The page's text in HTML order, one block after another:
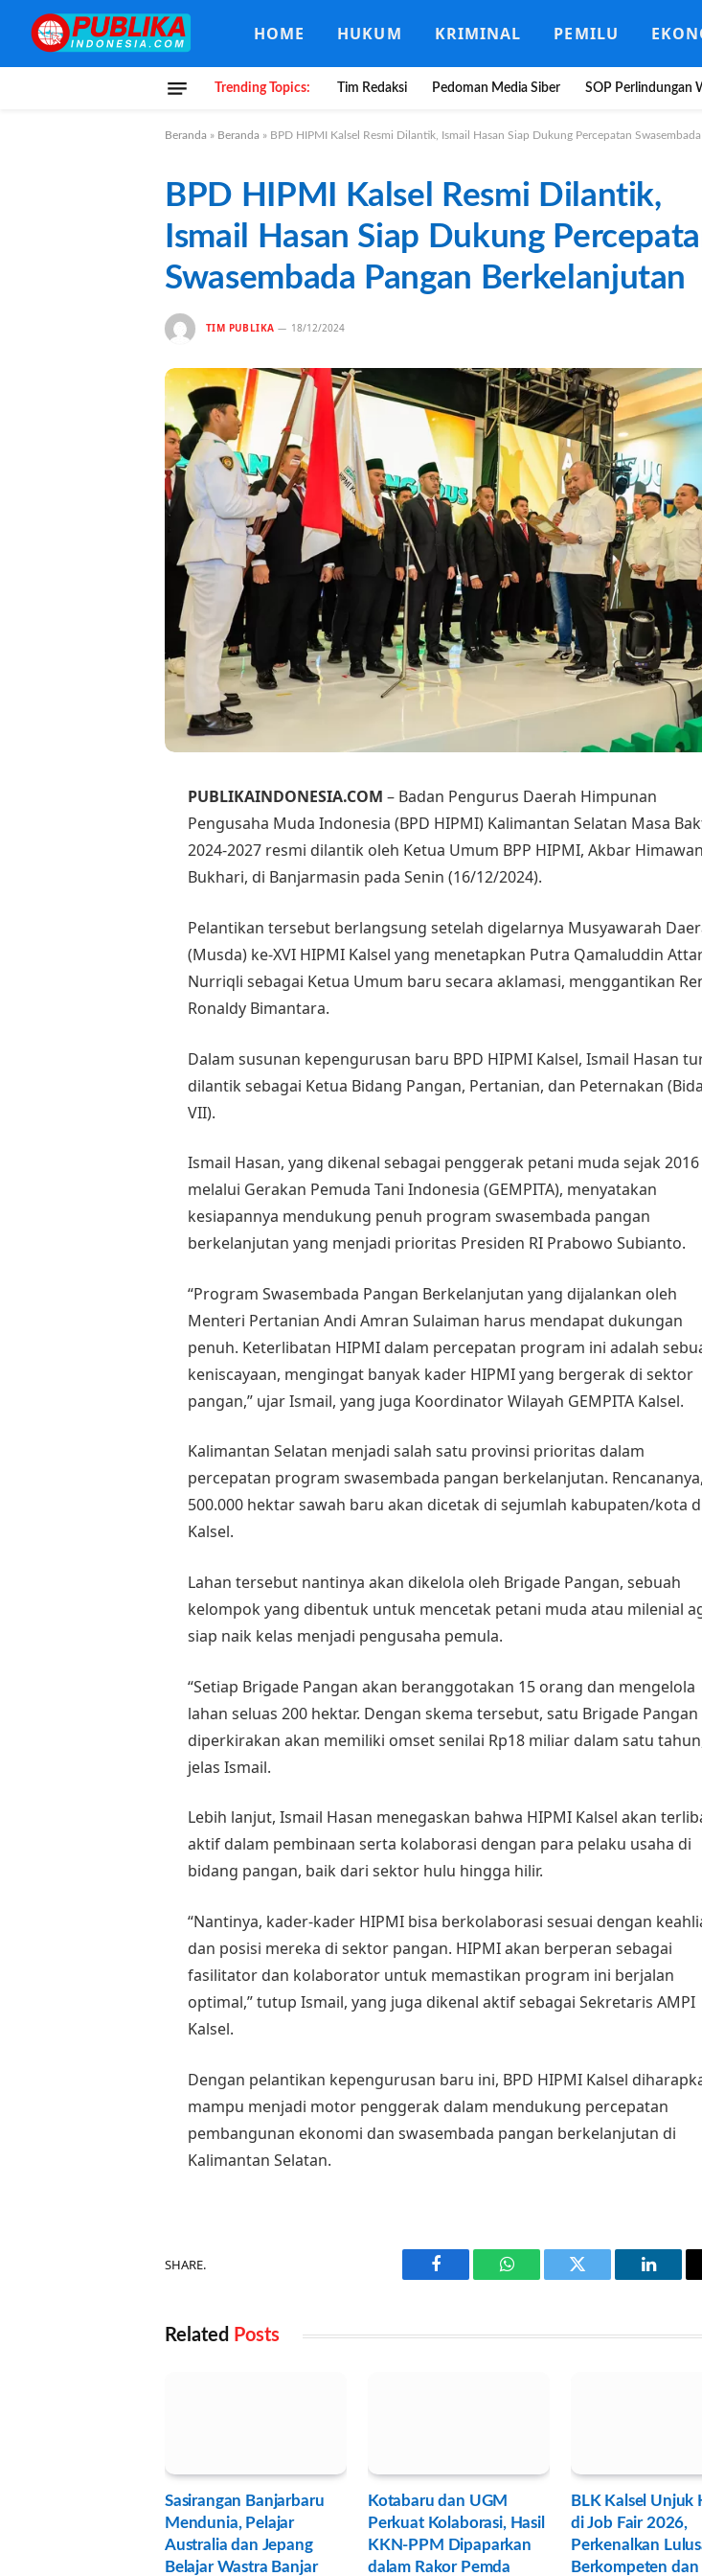
HOME HUKUM KRIMINAL PEMILU
Trending Topics: Tim Redaksi Pedoman Media Siber SOP Perlindungan
Beranda » Beranda » BPD HIPMI Kalsel Resmi Dilantik, Ismail Hasan Siap Dukung Percepatan
BPD HIPMI Kalsel Resmi Dilantik,
Ismail Hasan Siap Dukung
Swasembada Pangan Berkelanjutan
TIM PUBLIKA 18/12/2024
PUBLIKAINDONESIA.COM – Badan Pengurus Daerah Himpunan
Pengusaha Muda Indonesia (BPD HIPMI) Kalimantan Selatan Masa
2024-2027 resmi dilantik oleh Ketua Umum BPP HIPMI, Akbar Himawan
Bukhari, di Banjarmasin pada Senin (16/12/2024).
Pelantikan tersebut berlangsung setelah digelarnya Musyawarah
(Musda) ke-XVI HIPMI Kalsel yang menetapkan Putra Qamaluddin
Nurriqli sebagai Ketua Umum baru secara aklamasi, menggantikan
Ronaldy Bimantara.
Dalam susunan kepengurusan baru BPD HIPMI Kalsel, Ismail Hasan
dilantik sebagai Ketua Bidang Pangan, Pertanian, dan Peternakan
VII).
Ismail Hasan, yang dikenal sebagai penggerak petani muda sejak 2016
melalui Gerakan Pemuda Tani Indonesia (GEMPITA), menyatakan
kesiapannya mendukung penuh program swasembada pangan
berkelanjutan yang menjadi prioritas Presiden RI Prabowo Subianto.
“Program Swasembada Pangan Berkelanjutan yang dijalankan oleh
Menteri Pertanian Andi Amran Sulaiman harus mendapat dukungan
penuh. Keterlibatan HIPMI dalam percepatan program ini adalah
keniscayaan, mengingat banyak kader HIPMI yang bergerak di sektor
pangan,” ujar Ismail, yang juga Koordinator Wilayah GEMPITA Kalsel.
Kalimantan Selatan menjadi salah satu provinsi prioritas dalam
percepatan program swasembada pangan berkelanjutan. Rencananya,
500.000 hektar sawah baru akan dicetak di sejumlah kabupaten/kota
Kalsel.
Lahan tersebut nantinya akan dikelola oleh Brigade Pangan, sebuah
kelompok yang dibentuk untuk mencetak petani muda atau milenial
siap naik kelas menjadi pengusaha pemula.
“Setiap Brigade Pangan akan beranggotakan 15 orang dan mengelola
lahan seluas 200 hektar. Dengan skema tersebut, satu Brigade Pangan
diperkirakan akan memiliki omset senilai Rp18 miliar dalam satu
jelas Ismail.
Lebih lanjut, Ismail Hasan menegaskan bahwa HIPMI Kalsel akan
aktif dalam pembinaan serta kolaborasi dengan para pelaku usaha di
bidang pangan, baik dari sektor hulu hingga hilir.
“Nantinya, kader-kader HIPMI bisa berkolaborasi sesuai dengan
dan posisi mereka di sektor pangan. HIPMI akan berperan sebagai
fasilitator dan kolaborator untuk memastikan program ini berjalan
optimal,” tutup Ismail, yang juga dikenal aktif sebagai Sekretaris AMPI
Kalsel.
Dengan pelantikan kepengurusan baru ini, BPD HIPMI Kalsel
mampu menjadi motor penggerak dalam mendukung percepatan
pembangunan ekonomi dan swasembada pangan berkelanjutan di
Kalimantan Selatan.
SHARE.
Facebook WhatsAppTwitter
Related Posts
Sasirangan Banjarbaru
Mendunia, Pelajar
Australia dan Jepang
Belajar Wastra Banjar
Kotabaru dan UGM
Perkuat Kolaborasi, Hasil
KKN-PPM Dipaparkan
dalam Rakor Pemda
BLK Kalsel Unjuk
di Job Fair 2026,
Perkenalkan
Berkompeten dan